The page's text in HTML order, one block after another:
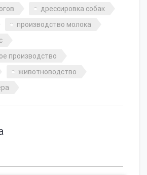
дрессировка собак
производство молока
производство
животноводство